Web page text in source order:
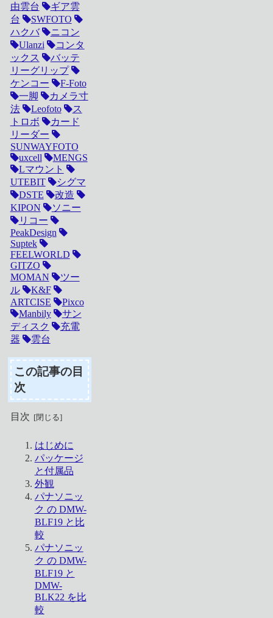
由雲台
ギア雲
台
SWFOTO
ハクバ
ニコン
Ulanzi
コンタ
ックス
バッテ
リーグリップ
ケンコー
F-Foto
一脚
カメラ寸
法
Leofoto
ス
トロボ
カード
リーダー
SUNWAYFOTO
uxcell
MENGS
Lマウント
UTEBIT
シグマ
DSTE
改造
KIPON
ソニー
リコー
PeakDesign
Suptek
FEELWORLD
GITZO
MOMAN
ツー
ル
K&F
ARTCISE
Pixco
Manbily
サン
ディスク
充電
器
雲台
この記事の目
次
目次
はじめに
パッケージ
と付属品
外観
パナソニッ
ク の DMW-
BLF19 と比
較
パナソニッ
ク の DMW-
BLF19 と
DMW-
BLK22 を比
較